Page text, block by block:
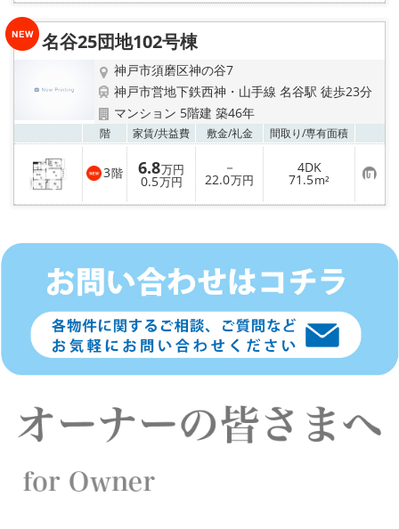
り
名谷25団地102号棟
神戸市須磨区神の谷7
神戸市営地下鉄西神・山手線 名谷駅 徒歩23分
マンション 5階建 築46年
階 家賃/共益費 敷金/礼金 間取り/専有面積
3階 6.8万円
0.5万円
－
22.0万円
4DK
71.5m² お
気
に
登